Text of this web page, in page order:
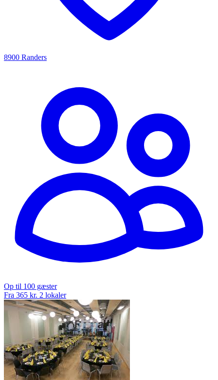
8900 Randers
Op til 100 gæster
Fra 365 kr. 2 lokaler